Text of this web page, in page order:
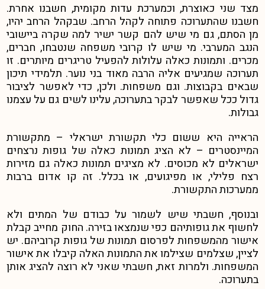
מצד שני כאוצרת, וכמערכת עדות מקומית, חשבנו אחרת.
חשבנו שהתערוכה פתוחה לקהל הרחב. שבקהל הרחב יהיו,
מן הסתם, גם מי שיש להם קשר ישיר למה שקרה ביישובי
הנגב המערבי. מי שיש לו קרובי משפחה שנטבחו, חברים,
מכרים. ותמונות כאלה עלולות להפעיל טריגרים מיותרים. זו
תערוכה שמגיעים אליה הרבה מאוד בני נוער. תלמידי תיכון
שבאים בקבוצות. וגם משפחות. ולכן, כדי לאפשר לציבור
גדול ככל שאפשר לבקר בתערוכה, עלינו לשים גם על עצמנו
גבולות.
הראייה היא ששום כלי תקשורת ישראלי – מתקשורת
המיינסטרים – לא הציג תמונות כאלה של גופות נרצחים
ישראלים לא מכוסים. לא מציגים תמונות כאלה גם מזירות
רצח פלילי, או מפיגועים, או בכלל. זה קו אדום ברבות
ממערכות התקשורת.
ובנוסף, חשבתי שיש לשמור על כבודם של המתים ולא
לחשוף את גופותיהם כפי שנמצאו בזירה. החוק מחייב קבלת
אישור מהמשפחות לפרסום תמונות של גופות קרוביהם. יש
לציין, שצלמים שצילמו את התמונות האלה קיבלו את אישור
המשפחות. ולמרות זאת, חשבתי שאני לא רוצה להציג אותן
בתערוכה.